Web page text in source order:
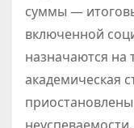
суммы —
включенной
назначаются на
академическая